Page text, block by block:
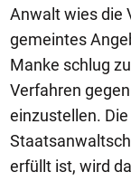
Anwalt wies die
gemeintes
Manke schlug
Verfahren
einzustellen.
erfüllt ist, wird